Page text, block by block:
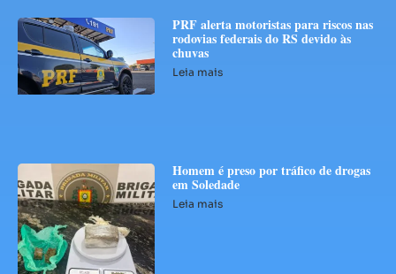
PRF alerta motoristas para riscos nas
rodovias federais do RS devido às
chuvas
Leia mais
Homem é preso por tráfico de drogas
em Soledade
Leia mais